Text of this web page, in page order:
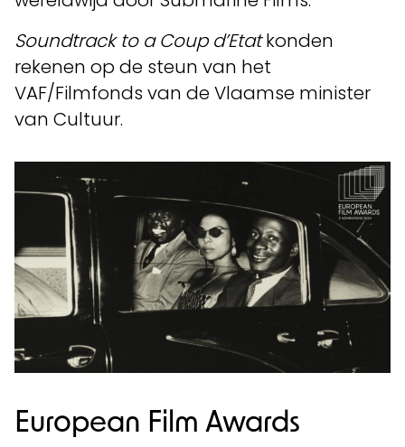
Soundtrack to a Coup d’Etatkonden
rekenen op de steun van het
VAF/Filmfonds van de Vlaamse minister
van Cultuur.
European Film Awards